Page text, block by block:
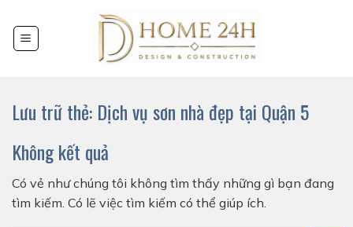
đến
nội
Lưu trữ thẻ: Dịch vụ sơn nhà đẹp tại Quận 5
Không kết quả
Có vẻ như chúng tôi không tìm thấy những gì bạn đang
tìm kiếm. Có lẽ việc tìm kiếm có thể giúp ích.